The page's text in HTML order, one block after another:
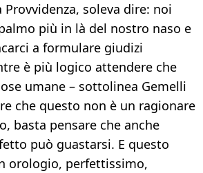
soleva dire: noi
più in là del nostro naso e
a formulare giudizi
è più logico attendere che
umane – sottolinea Gemelli
che questo non è un ragionare
basta pensare che anche
può guastarsi. E questo
orologio, perfettissimo,